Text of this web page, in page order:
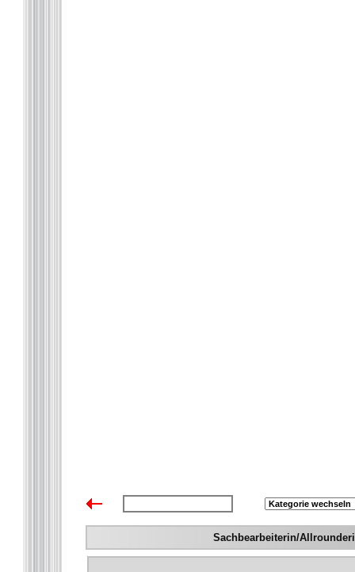
Sachbearbeiterin/